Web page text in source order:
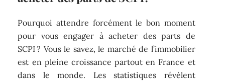
Pourquoi attendre forcément le bon moment
pour vous engager à acheter des parts de
SCPI ? Vous le savez, le marché de l’immobilier
est en pleine croissance partout en France et
dans le monde. Les statistiques révèlent